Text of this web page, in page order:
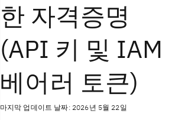
한 자격증명
(API 키 및 IAM
베어러 토큰)
마지막 업데이트 날짜: 2026년 5월 22일